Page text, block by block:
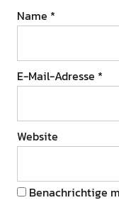
Name *
E-Mail-Adresse *
Website
Benachrichtige